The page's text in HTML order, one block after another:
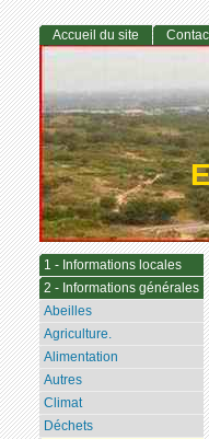
Accueil du site
1 - Informations locales
2 - Informations générales
Abeilles
Agriculture.
Alimentation
Autres
Climat
Déchets